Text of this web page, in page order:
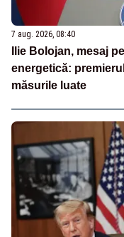
7 aug. 2026, 08:40
Ilie Bolojan, mesaj
energetică:
măsurile luate